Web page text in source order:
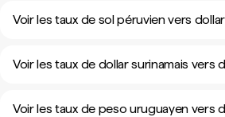
Voir les taux de sol péruvien vers
Voir les taux de dollar surinamais vers
Voir les taux de peso uruguayen vers